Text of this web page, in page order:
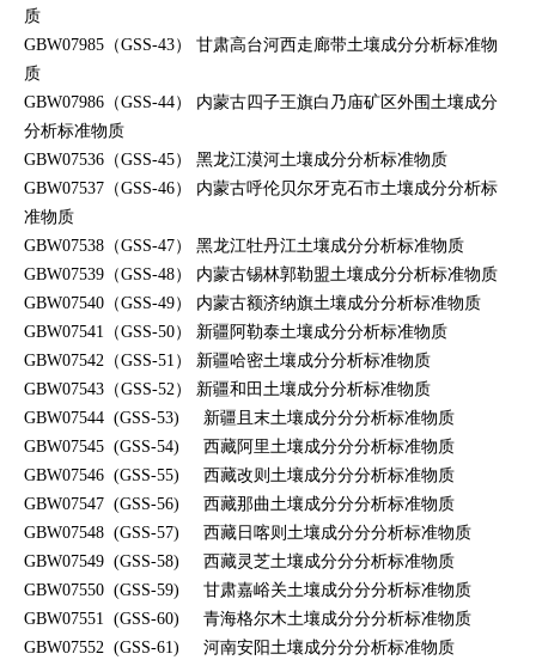
质
GBW07985（GSS-43） 甘肃高台河西走廊带土壤成分分析标准物
质
GBW07986（GSS-44） 内蒙古四子王旗白乃庙矿区外围 土壤成分
分析标准物质
GBW07536（GSS-45） 黑龙江漠河土壤成分分析标准物质
GBW07537（GSS-46） 内蒙古呼伦贝尔牙克石市土壤成分分析标
准物质
GBW07538（GSS-47） 黑龙江牡丹江土壤成分分析标准物质
GBW07539（GSS-48） 内蒙古锡林郭勒盟土壤成分分析标准物质
GBW07540（GSS-49） 内蒙古额济纳旗土壤成分分析标准物质
GBW07541（GSS-50） 新疆阿勒泰土壤成分分析标准物质
GBW07542（GSS-51） 新疆哈密土壤成分分析标准物质
GBW07543（GSS-52） 新疆和田 土壤成分分析标准物质
GBW07544 (GSS-53) 新疆且末土壤成分分分析标准物质
GBW07545 (GSS-54) 西藏阿里 土壤成分分分析标准物质
GBW07546 (GSS-55) 西藏改则 土壤成分分分析标准物质
GBW07547 (GSS-56) 西藏那曲 土壤成分分分析标准物质
GBW07548 (GSS-57) 西藏日喀则 土壤成分分分析标准物质
GBW07549 (GSS-58) 西藏灵芝土壤成分分分析标准物质
GBW07550 (GSS-59) 甘肃嘉峪关土壤成分分分析标准物质
GBW07551 (GSS-60) 青海格尔木土壤成分分分析标准物质
GBW07552 (GSS-61) 河南安阳 土壤成分分分析标准物质